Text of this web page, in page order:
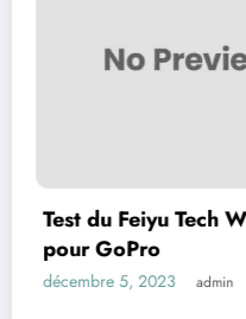
Stabilisateur 3 axes